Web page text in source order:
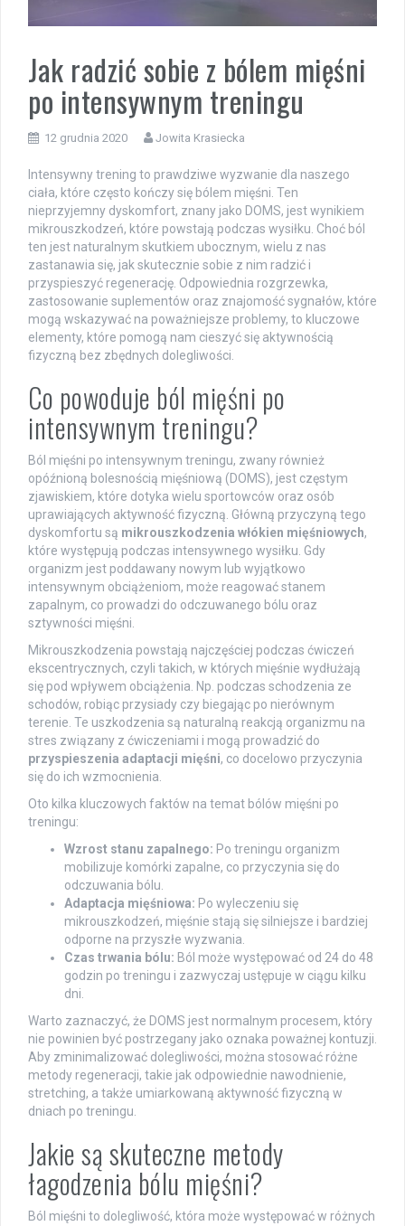
Jak radzić sobie z bólem mięśni
po intensywnym treningu
12 grudnia 2020 Jowita Krasiecka
Intensywny trening to prawdziwe wyzwanie dla naszego
ciała, które często kończy się bólem mięśni. Ten
nieprzyjemny dyskomfort, znany jako DOMS, jest wynikiem
mikrouszkodzeń, które powstają podczas wysiłku. Choć ból
ten jest naturalnym skutkiem ubocznym, wielu z nas
zastanawia się, jak skutecznie sobie z nim radzić i
przyspieszyć regenerację. Odpowiednia rozgrzewka,
zastosowanie suplementów oraz znajomość sygnałów, które
mogą wskazywać na poważniejsze problemy, to kluczowe
elementy, które pomogą nam cieszyć się aktywnością
fizyczną bez zbędnych dolegliwości.
Co powoduje ból mięśni po
intensywnym treningu?
Ból mięśni po intensywnym treningu, zwany również
opóźnioną bolesnością mięśniową (DOMS), jest częstym
zjawiskiem, które dotyka wielu sportowców oraz osób
uprawiających aktywność fizyczną. Główną przyczyną tego
dyskomfortu są mikrouszkodzenia włókien mięśniowych,
które występują podczas intensywnego wysiłku. Gdy
organizm jest poddawany nowym lub wyjątkowo
intensywnym obciążeniom, może reagować stanem
zapalnym, co prowadzi do odczuwanego bólu oraz
sztywności mięśni.
Mikrouszkodzenia powstają najczęściej podczas ćwiczeń
ekscentrycznych, czyli takich, w których mięśnie wydłużają
się pod wpływem obciążenia. Np. podczas schodzenia ze
schodów, robiąc przysiady czy biegając po nierównym
terenie. Te uszkodzenia są naturalną reakcją organizmu na
stres związany z ćwiczeniami i mogą prowadzić do
przyspieszenia adaptacji mięśni, co docelowo przyczynia
się do ich wzmocnienia.
Oto kilka kluczowych faktów na temat bólów mięśni po
treningu:
Wzrost stanu zapalnego: Po treningu organizm
mobilizuje komórki zapalne, co przyczynia się do
odczuwania bólu.
Adaptacja mięśniowa: Po wyleczeniu się
mikrouszkodzeń, mięśnie stają się silniejsze i bardziej
odporne na przyszłe wyzwania.
Czas trwania bólu: Ból może występować od 24 do 48
godzin po treningu i zazwyczaj ustępuje w ciągu kilku
dni.
Warto zaznaczyć, że DOMS jest normalnym procesem, który
nie powinien być postrzegany jako oznaka poważnej kontuzji.
Aby zminimalizować dolegliwości, można stosować różne
metody regeneracji, takie jak odpowiednie nawodnienie,
stretching, a także umiarkowaną aktywność fizyczną w
dniach po treningu.
Jakie są skuteczne metody
łagodzenia bólu mięśni?
Ból mięśni to dolegliwość, która może występować w różnych